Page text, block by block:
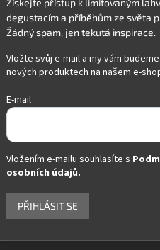
Vložte svůj e-mail a my vám
nových produktech na našem e-
E-mail
Vložením e-mailu souhlasíte s
osobních údajů.
PŘIHLÁSIT SE